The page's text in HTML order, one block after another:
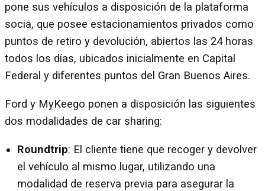
pone sus vehículos a disposición de la plataforma
socia, que posee estacionamientos privados como
puntos de retiro y devolución, abiertos las 24 horas
todos los días, ubicados inicialmente en Capital
Federal y diferentes puntos del Gran Buenos Aires.
Ford y MyKeego ponen a disposición las siguientes
dos modalidades de car sharing:
Roundtrip: El cliente tiene que recoger y devolver
el vehículo al mismo lugar, utilizando una
modalidad de reserva previa para asegurar la